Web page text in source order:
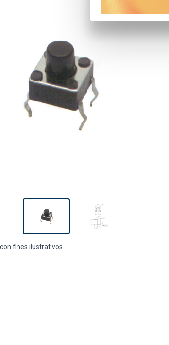
fines ilustrativos.